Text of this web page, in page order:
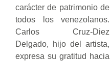
carácter de patrimonio de
todos los venezolanos.
Carlos Cruz-Diez
Delgado, hijo del artista,
expresa su gratitud hacia